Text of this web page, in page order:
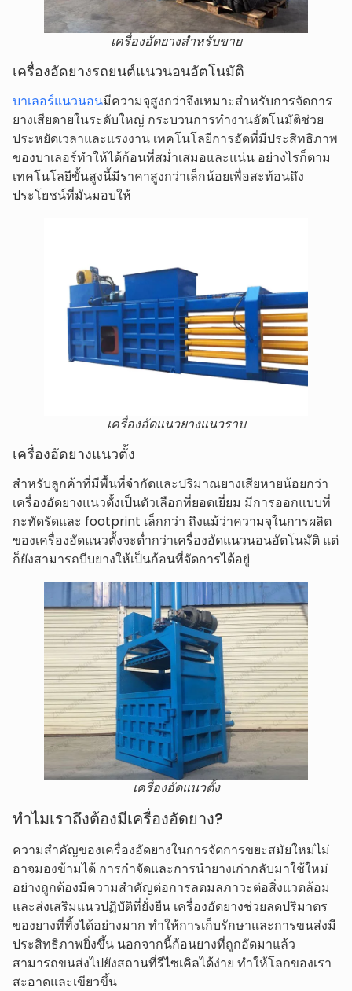
เครื่องอัดยางสำหรับขาย
เครื่องอัดยางรถยนต์แนวนอนอัตโนมัติ
บาเลอร์แนวนอนมีความจุสูงกว่าจึงเหมาะสำหรับการจัดการ
ยางเสียดายในระดับใหญ่ กระบวนการทำงานอัตโนมัติช่วย
ประหยัดเวลาและแรงงาน เทคโนโลยีการอัดที่มีประสิทธิภาพ
ของบาเลอร์ทำให้ได้ก้อนที่สม่ำเสมอและแน่น อย่างไรก็ตาม
เทคโนโลยีขั้นสูงนี้มีราคาสูงกว่าเล็กน้อยเพื่อสะท้อนถึง
ประโยชน์ที่มันมอบให้
เครื่องอัดแนวยางแนวราบ
เครื่องอัดยางแนวตั้ง
สำหรับลูกค้าที่มีพื้นที่จำกัดและปริมาณยางเสียหายน้อยกว่า
เครื่องอัดยางแนวตั้งเป็นตัวเลือกที่ยอดเยี่ยม มีการออกแบบที่
กะทัดรัดและ footprint เล็กกว่า ถึงแม้ว่าความจุในการผลิต
ของเครื่องอัดแนวตั้งจะต่ำกว่าเครื่องอัดแนวนอนอัตโนมัติ แต่
ก็ยังสามารถบีบยางให้เป็นก้อนที่จัดการได้อยู่
เครื่องอัดแนวตั้ง
ทำไมเราถึงต้องมีเครื่องอัดยาง?
ความสำคัญของเครื่องอัดยางในการจัดการขยะสมัยใหม่ไม่
อาจมองข้ามได้ การกำจัดและการนำยางเก่ากลับมาใช้ใหม่
อย่างถูกต้องมีความสำคัญต่อการลดมลภาวะต่อสิ่งแวดล้อม
และส่งเสริมแนวปฏิบัติที่ยั่งยืน เครื่องอัดยางช่วยลดปริมาตร
ของยางที่ทิ้งได้อย่างมาก ทำให้การเก็บรักษาและการขนส่งมี
ประสิทธิภาพยิ่งขึ้น นอกจากนี้ก้อนยางที่ถูกอัดมาแล้ว
สามารถขนส่งไปยังสถานที่รีไซเคิลได้ง่าย ทำให้โลกของเรา
สะอาดและเขียวขึ้น